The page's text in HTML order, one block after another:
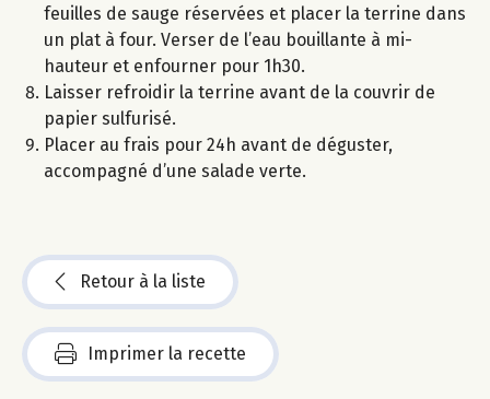
feuilles de sauge réservées et placer la terrine dans
un plat à four. Verser de l’eau bouillante à mi-
hauteur et enfourner pour 1h30.
Laisser refroidir la terrine avant de la couvrir de
papier sulfurisé.
Placer au frais pour 24h avant de déguster,
accompagné d’une salade verte.
Retour à la liste
Imprimer la recette